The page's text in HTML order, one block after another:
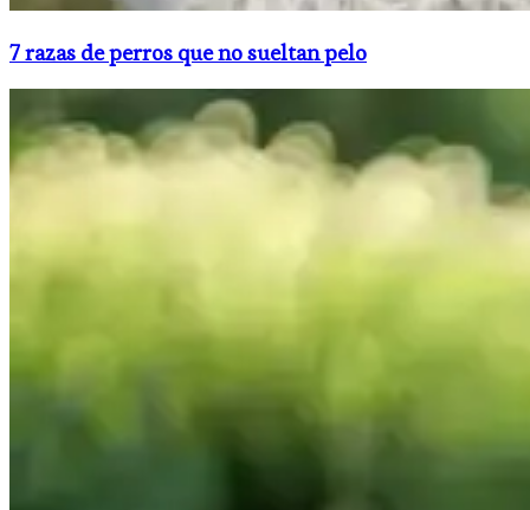
7 razas de perros que no sueltan pelo